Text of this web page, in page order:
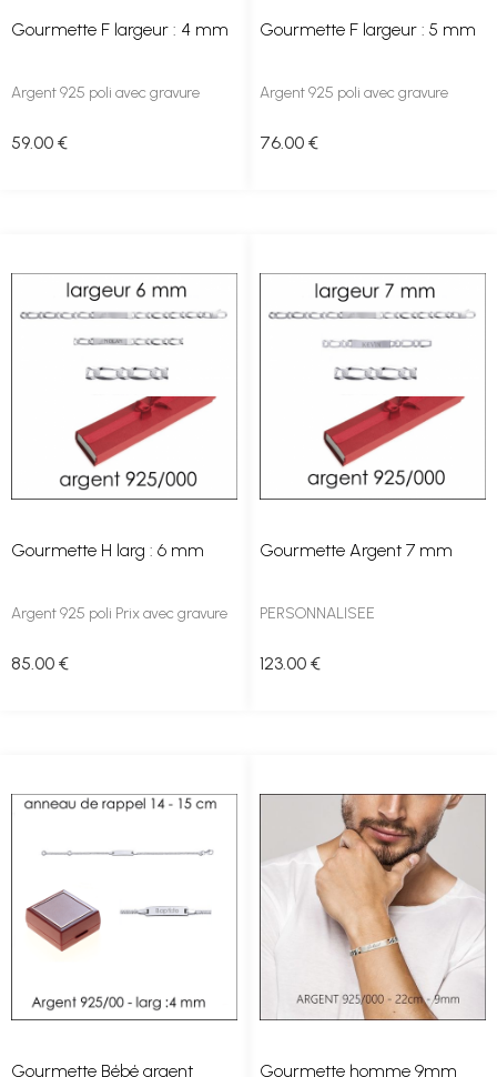
Gourmette F largeur : 4 mm
Argent 925 poli avec gravure
59.00 €
Gourmette F largeur : 5 mm
Argent 925 poli avec gravure
76.00 €
Gourmette H larg : 6 mm
Argent 925 poli Prix avec gravure
85 .00 €
Gourmette Argent 7 mm
PERSONNALISEE
123.00 €
Gourmette Bébé argent Gourmette homme 9mm